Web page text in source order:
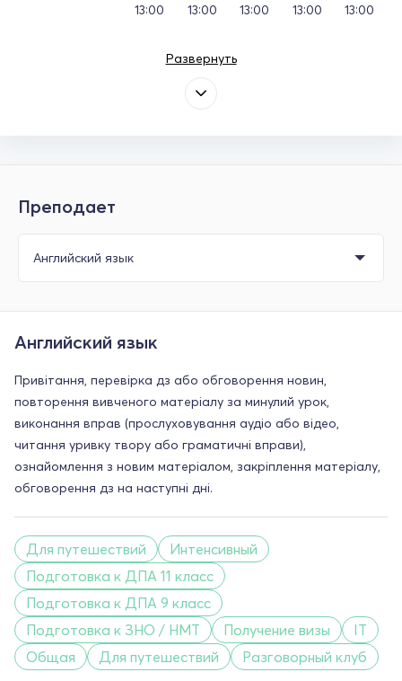
13:00 13:00 13:00 13:00 13:00
Развернуть
Преподает
Английский язык
Привітання, перевірка дз або обговорення новин,
повторення вивченого матеріалу за минулий урок,
виконання вправ (прослуховування аудіо або відео,
читання уривку твору або граматичні вправи),
ознайомлення з новим матеріалом, закріплення матеріалу,
обговорення дз на наступні дні.
Для путешествий
Интенсивный
Подготовка к ДПА 11 класс
Подготовка к ДПА 9 класс
Подготовка к ЗНО / НМТ
Получение визы
IT
Общая
Для путешествий Разговорный клуб